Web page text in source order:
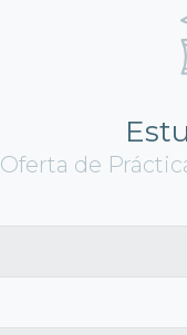
Oferta de